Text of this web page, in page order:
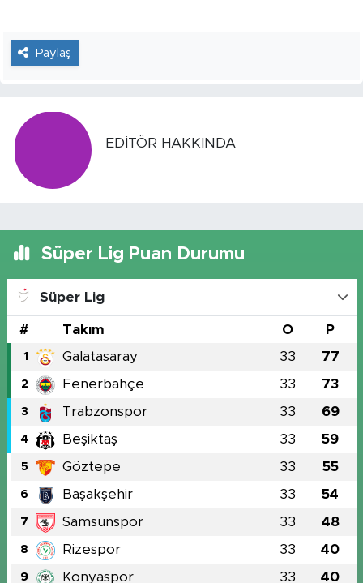
Paylaş
EDITÖR HAKKINDA
Süper Lig Puan Durumu
Süper Lig
# Takım O P
1 Galatasaray 33 77
2 Fenerbahçe 33 73
3 Trabzonspor 33 69
4 Beşiktaş 33 59
5 Göztepe 33 55
6 Başakşehir 33 54
7 Samsunspor 33 48
8 Rizespor 33 40
9 Konyaspor 33 40